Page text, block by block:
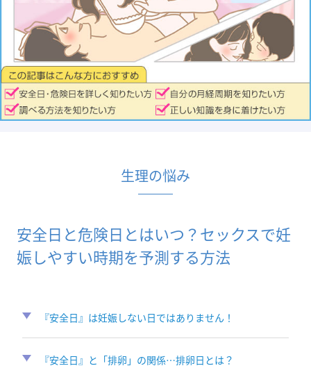
生理の悩み
安全日と危険日とはいつ？セックスで妊
娠しやすい時期を予測する方法
『安全日』は妊娠しない日ではありません！
『安全日』と「排卵」の関係…排卵日とは？